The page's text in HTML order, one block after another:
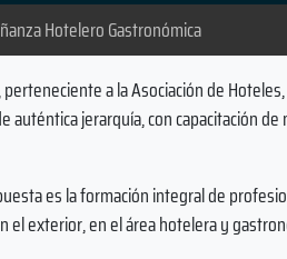
Hotelero Gastronómica
a la Asociación de
jerarquía, con capacitación
es la formación integral de
el exterior, en el área hotelera y